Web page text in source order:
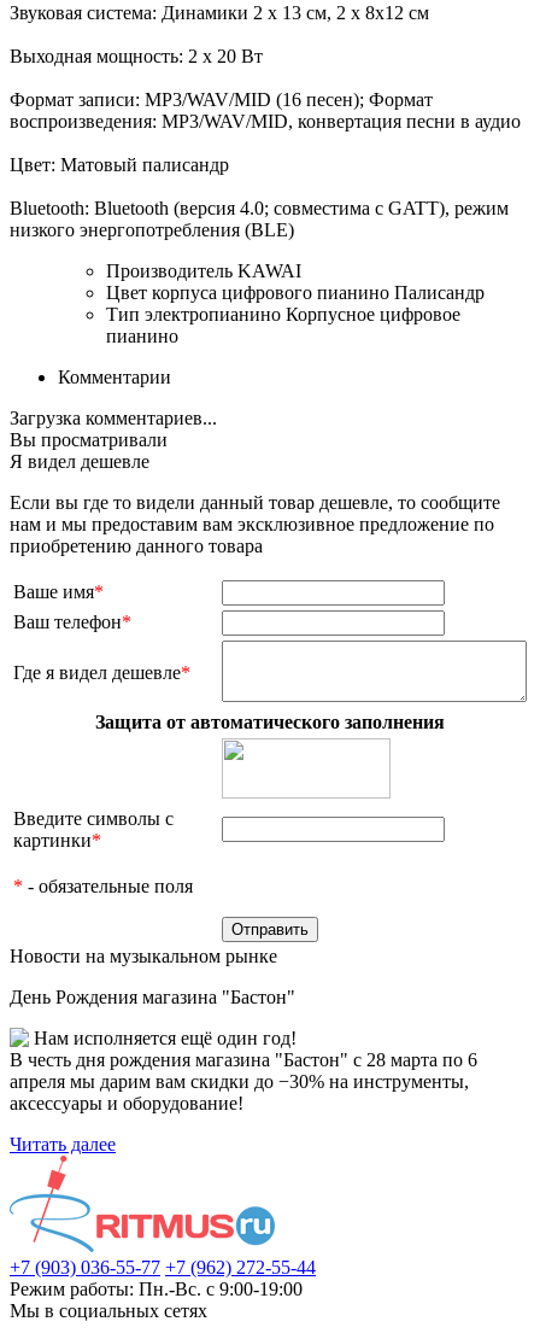
Звуковая система: Динамики 2 х 13 см, 2 x 8х12 см
Выходная мощность: 2 x 20 Вт
Формат записи: MP3/WAV/MID (16 песен); Формат
воспроизведения: MP3/WAV/MID, конвертация песни в аудио
Цвет: Матовый палисандр
Bluetooth: Bluetooth (версия 4.0; совместима с GATT), режим
низкого энергопотребления (BLE)
Производитель KAWAI
Цвет корпуса цифрового пианино Палисандр
Тип электропианино Корпусное цифровое
пианино
Комментарии
Загрузка комментариев...
Вы просматривали
Я видел дешевле
Если вы где то видели данный товар дешевле, то сообщите
нам и мы предоставим вам эксклюзивное предложение по
приобретению данного товара
Ваше имя*
Ваш телефон*
Где я видел дешевле*
Защита от автоматического заполнения
Введите символы с
картинки*
* - обязательные поля
Новости на музыкальном рынке
День Рождения магазина "Бастон"
Нам исполняется ещё один год!
В честь дня рождения магазина "Бастон" с 28 марта по 6
апреля мы дарим вам скидки до −30% на инструменты,
аксессуары и оборудование!
Читать далее
+7 (903) 036-55-77 +7 (962) 272-55-44
Режим работы: Пн.-Вс. с 9:00-19:00
Мы в социальных сетях